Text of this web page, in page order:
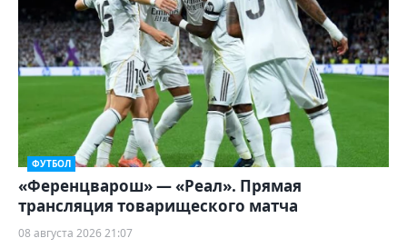
ФУТБОЛ
«Ференцварош» — «Реал». Прямая
трансляция товарищеского матча
08 августа 2026 21:07